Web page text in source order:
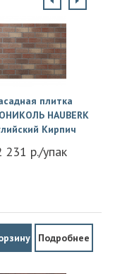
плитка
HAUBERK
Кирпич
231 р./упак
Подробнее